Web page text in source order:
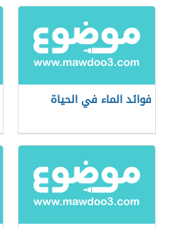
فوائد الماء في الحياة